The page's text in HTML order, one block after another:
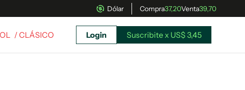
Dólar Compra37,20Venta39,70
/ CLÁSICO Login Suscribite x US$ 3,45